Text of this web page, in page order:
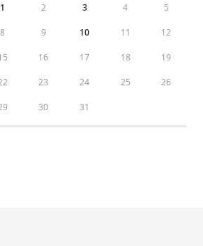
1 2 3 4 5
8 9 10 11 12
16 17 18 19
23 24 25 26
30 31